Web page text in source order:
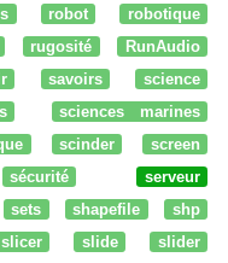
robot
robotique
rugosité
RunAudio
savoirs
science
sciences marines
scinder
screen
sécurité
serveur
sets shapefile
shp
slicer slide
slider